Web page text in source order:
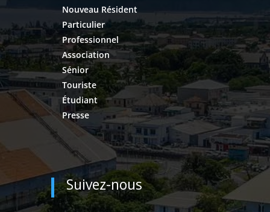
Nouveau Résident
Particulier
Professionnel
Association
Sénior
Touriste
Étudiant
Presse
Suivez-nous